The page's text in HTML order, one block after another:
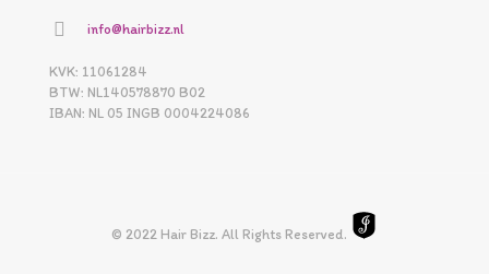
info@hairbizz.nl
KVK: 11061284
BTW: NL140578870 B02
IBAN: NL 05 INGB 0004224086
© 2022 Hair Bizz. All Rights Reserved.